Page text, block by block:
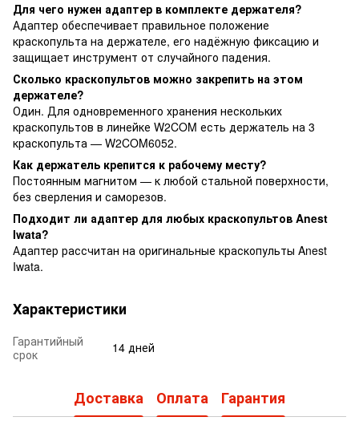
Для чего нужен адаптер в комплекте держателя?
Адаптер обеспечивает правильное положение
краскопульта на держателе, его надёжную фиксацию и
защищает инструмент от случайного падения.
Сколько краскопультов можно закрепить на этом
держателе?
Один. Для одновременного хранения нескольких
краскопультов в линейке W2COM есть держатель на 3
краскопульта — W2COM6052.
Как держатель крепится к рабочему месту?
Постоянным магнитом — к любой стальной поверхности,
без сверления и саморезов.
Подходит ли адаптер для любых краскопультов Anest
Iwata?
Адаптер рассчитан на оригинальные краскопульты Anest
Iwata.
Характеристики
Гарантийный
срок
14 дней
Доставка Оплата Гарантия